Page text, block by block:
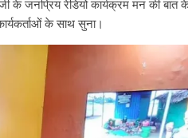
के जनप्रिय रेडियो कार्यक्रम मन की
के साथ सुना।